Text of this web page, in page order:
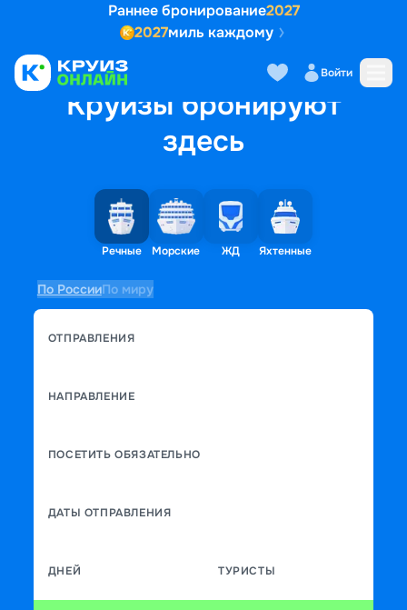
Раннее бронирование2027
2027миль каждому
Войти
Круизы бронируют
здесь
Речные Морские ЖД Яхтенные
По РоссииПо миру
ОТПРАВЛЕНИЯ
НАПРАВЛЕНИЕ
ПОСЕТИТЬ ОБЯЗАТЕЛЬНО
ДАТЫ ОТПРАВЛЕНИЯ
ДНЕЙ ТУРИСТЫ